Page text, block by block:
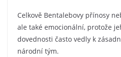
Celkově Bentalebovy přínosy
ale také emocionální, protože
dovednosti často vedly k
národní tým.